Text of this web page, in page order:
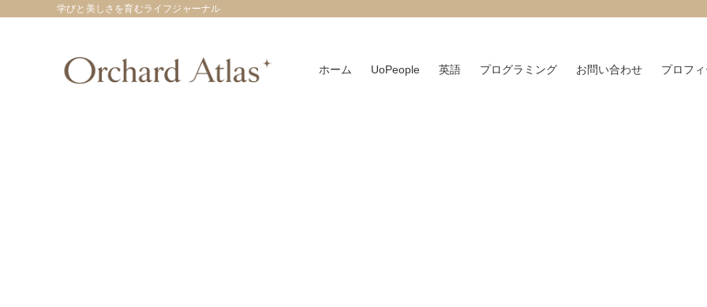
学びと美しさを育むライフジャーナル
ホーム UoPeople 英語 プログラミング お問い合わせ プロフ